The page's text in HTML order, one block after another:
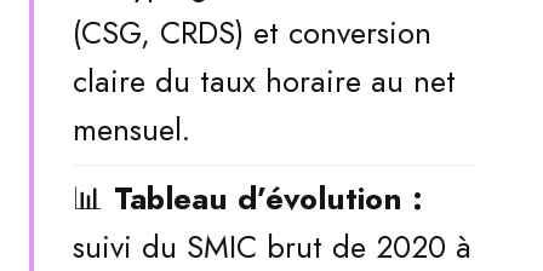
(CSG, CRDS) et conversion
claire du taux horaire au net
mensuel.
📊 Tableau d’évolution :
suivi du SMIC brut de 2020 à